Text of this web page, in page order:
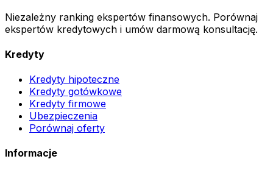
Niezależny ranking ekspertów finansowych. Porównaj
ekspertów kredytowych i umów darmową konsultację.
Kredyty
Kredyty hipoteczne
Kredyty gotówkowe
Kredyty firmowe
Ubezpieczenia
Porównaj oferty
Informacje